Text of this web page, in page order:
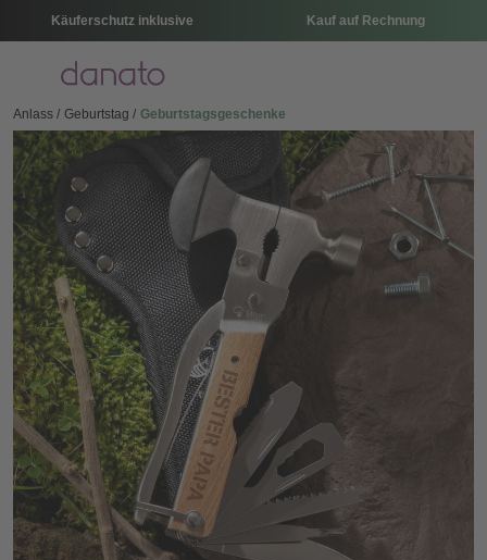
Käuferschutz inklusive Kauf auf Rechnung
Menü
Anlass Geburtstag Geburtstagsgeschenke